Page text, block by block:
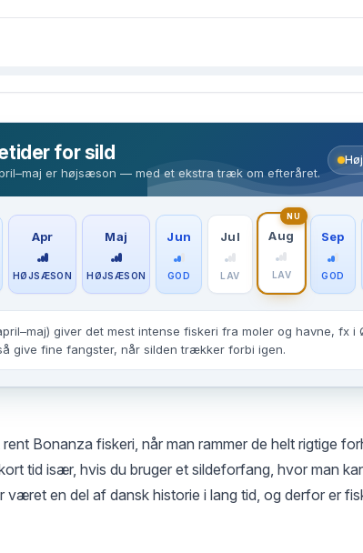
for sild
er højsæson — med et ekstra træk om efteråret.
Apr
HØJSÆSON
Maj
HØJSÆSON
Jun
GOD
Jul
LAV
NU
Aug
LAV
Sep
GOD
giver det mest intense fiskeri fra moler og havne, fx i
give fine fangster, når silden trækker forbi igen.
Bonanza fiskeri, når man rammer de helt rigtige
tid især, hvis du bruger et sildeforfang, hvor man
været en del af dansk historie i lang tid, og derfor er